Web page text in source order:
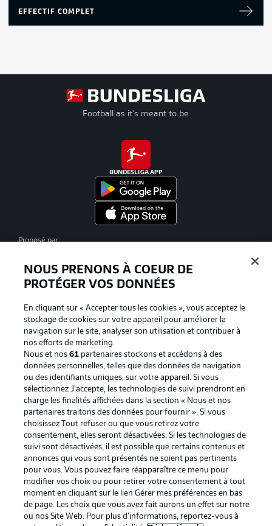
EFFECTIF COMPLET
Football as it's meant to be
BUNDESLIGA APP
Proposé par
La publicité Conditions d’utilisation des
services
Mentions Légales Gérer mes préférences
Déclaration de
confidentialité
Diffuseurs
Travaux Contact
Joueurs
NOUS PRENONS À COEUR DE
PROTÉGER VOS DONNÉES
En cliquant sur « Accepter tous les cookies », vous acceptez le
stockage de cookies sur votre appareil pour améliorer la
navigation sur le site, analyser son utilisation et contribuer à
nos efforts de marketing.
Nous et nos 61partenaires stockons et accédons à des
données personnelles, telles que des données de navigation
ou des identifiants uniques, sur votre appareil. Si vous
sélectionnez J'accepte, les technologies de suivi prendront en
charge les finalités affichées dans la section « Nous et nos
partenaires traitons des données pour fournir ». Si vous
choisissez Tout refuser ou que vous retirez votre
consentement, elles seront désactivées. Si les technologies de
suivi sont désactivées, il est possible que certains contenus et
annonces qui vous sont présentés ne soient pas pertinents
pour vous. Vous pouvez faire réapparaître ce menu pour
modifier vos choix ou pour retirer votre consentement à tout
moment en cliquant sur le lien Gérer mes préférences en bas
de page. Les choix que vous avez fait aurons un effet sur notre
ou nos Site Web. Pour plus d’informations, reportez-vous à